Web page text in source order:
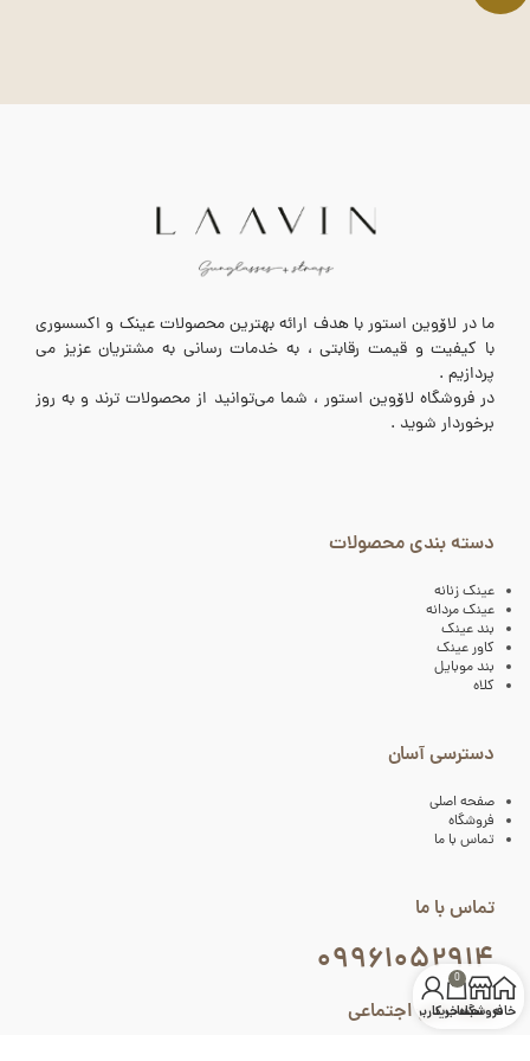
ما در لاۆوین استور با هدف ارائه بهترین محصولات عینک و اکسسوری
با کیفیت و قیمت رقابتی ، به خدمات رسانی به مشتریان عزیز می
پردازیم .
در فروشگاه لاۆوین استور ، شما می‌توانید از محصولات ترند و به روز
برخوردار شوید .
دسته بندی محصولات
عینک زنانه
عینک مردانه
بند عینک
کاور عینک
بند موبایل
کلاه
دسترسی آسان
صفحه اصلی
فروشگاه
تماس با ما
تماس با ما
۰۹۹۶۱۰۵۲۹۱۴
شبکه های اجتماعیخانهفروشگاه
0
سبد خرید
حساب کاربری من